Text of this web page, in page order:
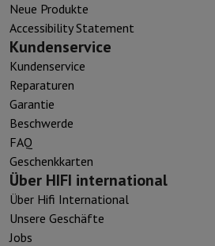
Neue Produkte
Accessibility Statement
Kundenservice
Kundenservice
Reparaturen
Garantie
Beschwerde
FAQ
Geschenkkarten
Über HIFI international
Über Hifi International
Unsere Geschäfte
Jobs